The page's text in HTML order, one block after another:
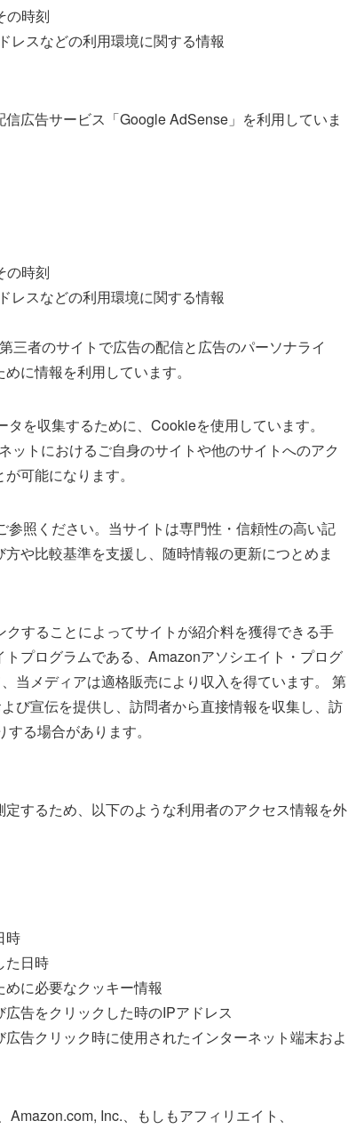
の時刻
レスなどの利用環境に関する情報
広告サービス「Google AdSense」を利用していま
の時刻
レスなどの利用環境に関する情報
三者のサイトで広告の配信と広告のパーソナライ
に情報を利用しています。
を収集するために、Cookieを使用しています。
トにおけるご自身のサイトや他のサイトへのアク
可能になります。
参照ください。当サイトは専門性・信頼性の高い記
や比較基準を支援し、随時情報の更新につとめま
することによってサイトが紹介料を獲得できる手
プログラムである、Amazonアソシエイト・プログ
当メディアは適格販売により収入を得ています。 第
び宣伝を提供し、訪問者から直接情報を収集し、訪
る場合があります。
するため、以下のような利用者のアクセス情報を外
時
た日時
に必要なクッキー情報
告をクリックした時のIPアドレス
告クリック時に使用されたインターネット端末およ
Inc.、もしもアフィリエイト、